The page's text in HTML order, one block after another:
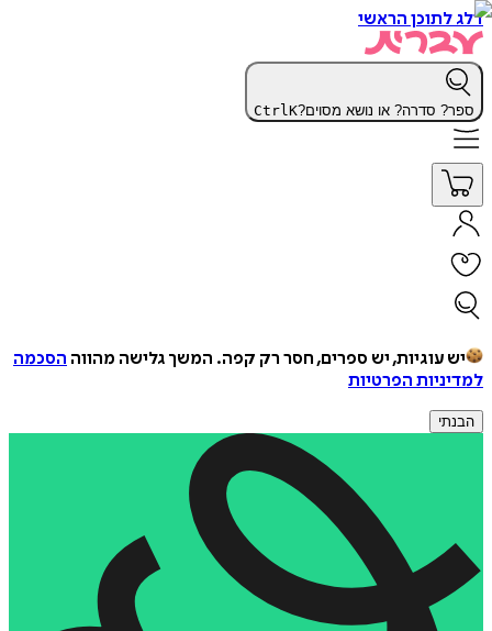
דלג לתוכן הראשי
ספר? סדרה? או נושא מסוים? CtrlK
יש עוגיות, יש ספרים, חסר רק קפה. המשך גלישה מהווה הסכמה
למדיניות הפרטיות
הבנתי